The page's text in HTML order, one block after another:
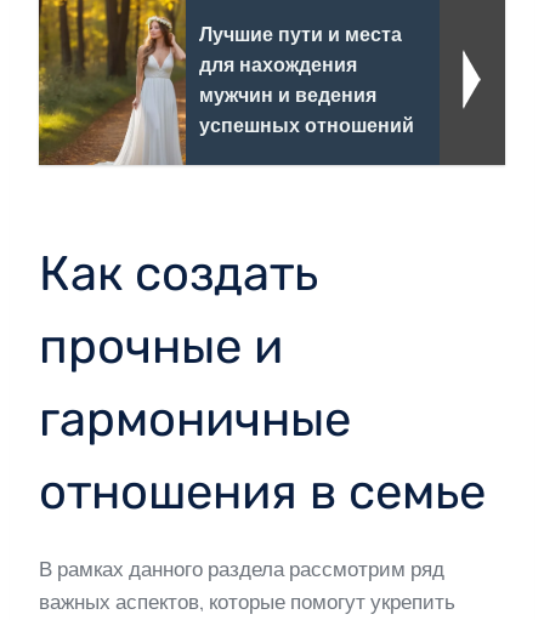
Лучшие пути и места
для нахождения
мужчин и ведения
успешных отношений
Как создать
прочные и
гармоничные
отношения в семье
В рамках данного раздела рассмотрим ряд
важных аспектов, которые помогут укрепить